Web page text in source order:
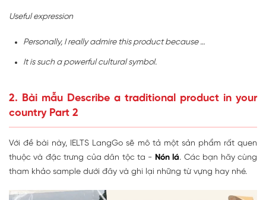
Useful expression
Personally, I really admire this product because …
It is such a powerful cultural symbol.
2. Bài mẫu Describe a traditional product in your
country Part 2
Với đề bài này, IELTS LangGo sẽ mô tả một sản phẩm rất quen
thuộc và đặc trưng của dân tộc ta - Nón lá. Các bạn hãy cùng
tham khảo sample dưới đây và ghi lại những từ vựng hay nhé.